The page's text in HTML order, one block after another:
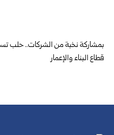
قطاع البناء والإعمار